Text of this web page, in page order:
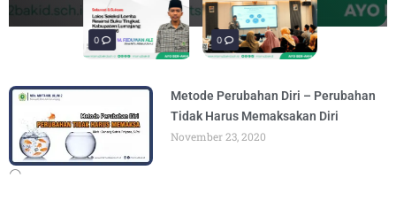
materi “Pengembangan Ekosistem
BY ADMIN AUGUST 6, 2026
penguatan materi bertajuk "Praktik Baik
BY ADMIN AUGUST 6, 2026
penguatan materi "Re-Branding
BY ADMIN AUGUST 5, 2026
materi Literasi Digital yang
BY ADMIN AUGUST 5, 2026
Madrasah" padaAUGUST 4, 2026
materi “Pengembangan Ekosistem
BY ADMIN AUGUST 6, 2026
penguatan materi bertajuk "Praktik Baik
BY ADMIN AUGUST 6, 2026
0 0
Metode Perubahan Diri – Perubahan
Tidak Harus Memaksakan Diri
November 23, 2020